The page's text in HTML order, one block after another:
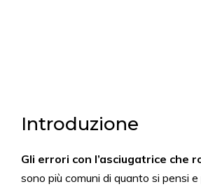
Introduzione
Gli errori con l’asciugatrice che
sono più comuni di quanto si pensi